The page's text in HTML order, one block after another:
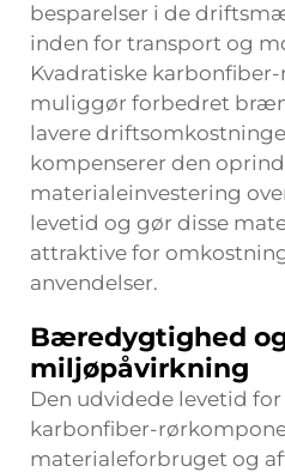
besparelser i de
inden for transport og
Kvadratiske
muliggør forbedret
lavere
kompenserer den
materialeinvestering
levetid og gør disse
attraktive for
anvendelser.
Bæredygtighed
miljøpåvirkning
Den udvidede levetid
karbonfiber-
materialeforbruget og